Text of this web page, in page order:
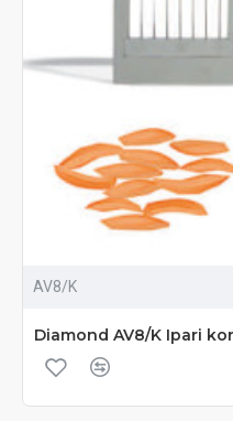
AV8/K
Diamond AV8/K Ipari